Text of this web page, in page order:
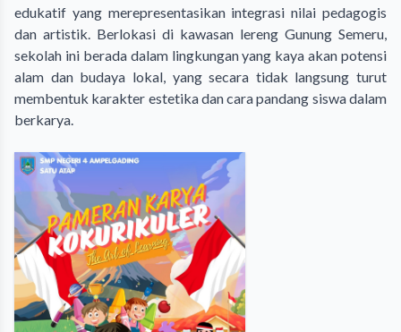
edukatif yang merepresentasikan integrasi nilai pedagogis
dan artistik. Berlokasi di kawasan lereng Gunung Semeru,
sekolah ini berada dalam lingkungan yang kaya akan potensi
alam dan budaya lokal, yang secara tidak langsung turut
membentuk karakter estetika dan cara pandang siswa dalam
berkarya.